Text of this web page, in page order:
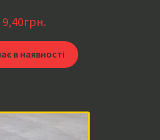
9,40грн.
в наявності